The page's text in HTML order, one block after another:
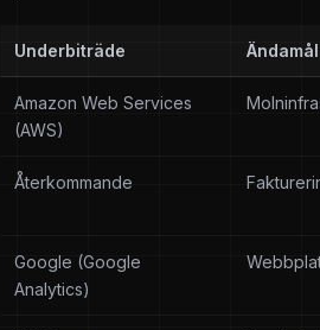
Underbiträde Ändamål
Amazon Web Services
(AWS)
Återkommande
Google (Google
Analytics)